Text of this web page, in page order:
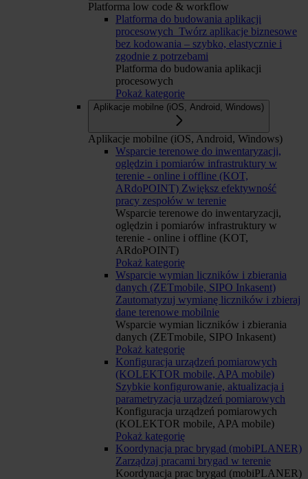
Platforma low code & workflow
Platforma do budowania aplikacji
procesowych Twórz aplikacje biznesowe
bez kodowania – szybko, elastycznie i
zgodnie z potrzebami
Platforma do budowania aplikacji
procesowych
Pokaż kategorię
Aplikacje mobilne (iOS, Android, Windows)
Aplikacje mobilne (iOS, Android, Windows)
Wsparcie terenowe do inwentaryzacji,
oględzin i pomiarów infrastruktury w
terenie - online i offline (KOT,
ARdoPOINT) Zwiększ efektywność
pracy zespołów w terenie
Wsparcie terenowe do inwentaryzacji,
oględzin i pomiarów infrastruktury w
terenie - online i offline (KOT,
ARdoPOINT)
Pokaż kategorię
Wsparcie wymian liczników i zbierania
danych (ZETmobile, SIPO Inkasent)
Zautomatyzuj wymianę liczników i zbieraj
dane terenowe mobilnie
Wsparcie wymian liczników i zbierania
danych (ZETmobile, SIPO Inkasent)
Pokaż kategorię
Konfiguracja urządzeń pomiarowych
(KOLEKTOR mobile, APA mobile)
Szybkie konfigurowanie, aktualizacja i
parametryzacja urządzeń pomiarowych
Konfiguracja urządzeń pomiarowych
(KOLEKTOR mobile, APA mobile)
Pokaż kategorię
Koordynacja prac brygad (mobiPLANER)
Zarządzaj pracami brygad w terenie
Koordynacja prac brygad (mobiPLANER)